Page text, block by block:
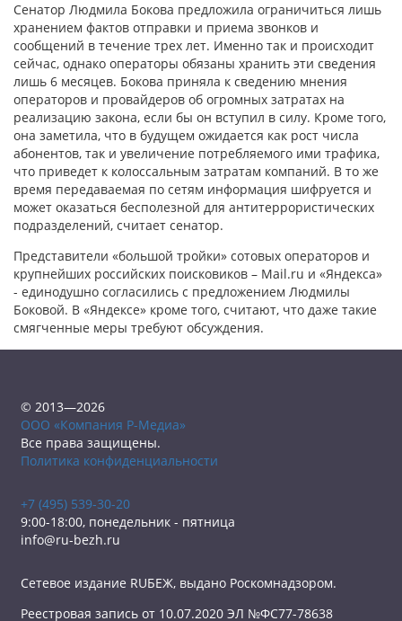
Сенатор Людмила Бокова предложила ограничиться лишь
хранением фактов отправки и приема звонков и
сообщений в течение трех лет. Именно так и происходит
сейчас, однако операторы обязаны хранить эти сведения
лишь 6 месяцев. Бокова приняла к сведению мнения
операторов и провайдеров об огромных затратах на
реализацию закона, если бы он вступил в силу. Кроме того,
она заметила, что в будущем ожидается как рост числа
абонентов, так и увеличение потребляемого ими трафика,
что приведет к колоссальным затратам компаний. В то же
время передаваемая по сетям информация шифруется и
может оказаться бесполезной для антитеррористических
подразделений, считает сенатор.
Представители «большой тройки» сотовых операторов и
крупнейших российских поисковиков – Mail.ru и «Яндекса»
- единодушно согласились с предложением Людмилы
Боковой. В «Яндексе» кроме того, считают, что даже такие
смягченные меры требуют обсуждения.
© 2013—2026
ООО «Компания Р-Медиа»
Все права защищены.
Политика конфиденциальности
+7 (495) 539-30-20
9:00-18:00, понедельник - пятница
info@ru-bezh.ru
Сетевое издание RUБЕЖ, выдано Роскомнадзором.
Реестровая запись от 10.07.2020 ЭЛ №ФС77-78638